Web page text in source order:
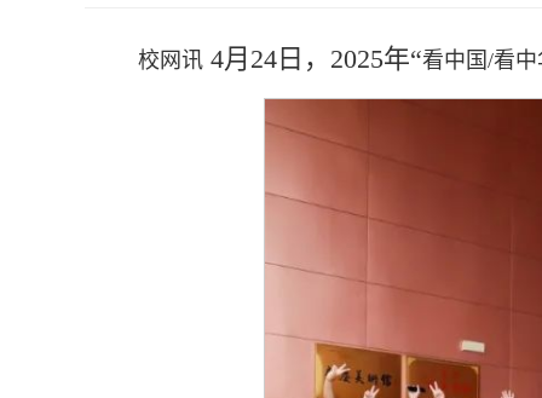
校网讯 4月24日，2025年“看中国/看中